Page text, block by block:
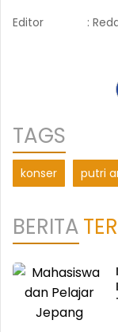
Editor :
TAGS
konser putri
BERITA